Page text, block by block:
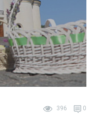
396 0